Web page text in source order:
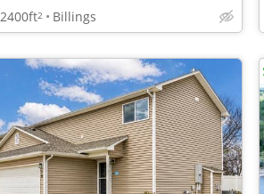
2400ft2 Billings